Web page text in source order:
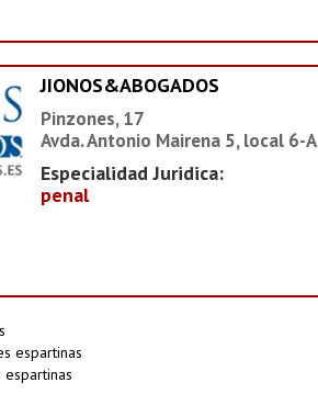
JIONOS&ABOGADOS
Pinzones, 17
Avda. Antonio Mairena 5, local 6-A
Especialidad Juridica:
penal
espartinas